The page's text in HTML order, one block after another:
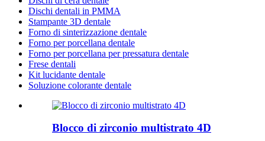
Dischi dentali in PMMA
Stampante 3D dentale
Forno di sinterizzazione dentale
Forno per porcellana dentale
Forno per porcellana per pressatura dentale
Frese dentali
Kit lucidante dentale
Soluzione colorante dentale
Blocco di zirconio multistrato 4D